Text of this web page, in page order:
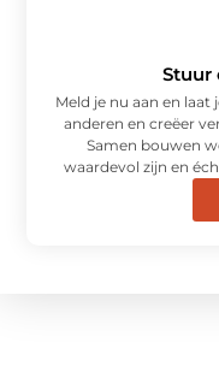
Stuur
Meld je nu aan en
anderen en creëer
Samen bouwen
waardevol zijn en